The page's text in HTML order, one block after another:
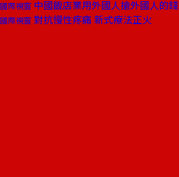
國際視窗 中國飯店業用外國人搶外國人的錢
國際視窗 對抗慢性疼痛 新式療法正火